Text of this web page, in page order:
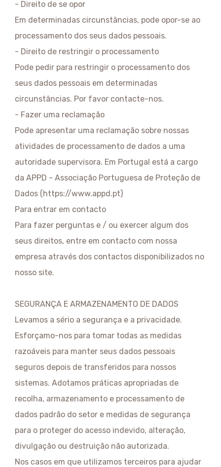
- Direito de se opor
Em determinadas circunstâncias, pode opor-se ao
processamento dos seus dados pessoais.
- Direito de restringir o processamento
Pode pedir para restringir o processamento dos
seus dados pessoais em determinadas
circunstâncias. Por favor contacte-nos.
- Fazer uma reclamação
Pode apresentar uma reclamação sobre nossas
atividades de processamento de dados a uma
autoridade supervisora. Em Portugal está a cargo
da APPD - Associação Portuguesa de Proteção de
Dados (https://www.appd.pt)
Para entrar em contacto
Para fazer perguntas e / ou exercer algum dos
seus direitos, entre em contacto com nossa
empresa através dos contactos disponibilizados no
nosso site.
SEGURANÇA E ARMAZENAMENTO DE DADOS
Levamos a sério a segurança e a privacidade.
Esforçamo-nos para tomar todas as medidas
razoáveis para manter seus dados pessoais
seguros depois de transferidos para nossos
sistemas. Adotamos práticas apropriadas de
recolha, armazenamento e processamento de
dados padrão do setor e medidas de segurança
para o proteger do acesso indevido, alteração,
divulgação ou destruição não autorizada.
Nos casos em que utilizamos terceiros para ajudar